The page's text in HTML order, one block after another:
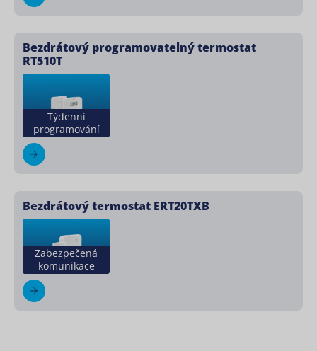
Bezdrátový programovatelný termostat
RT510T
Týdenní
programování
Bezdrátový termostat ERT20TXB
Zabezpečená
komunikace